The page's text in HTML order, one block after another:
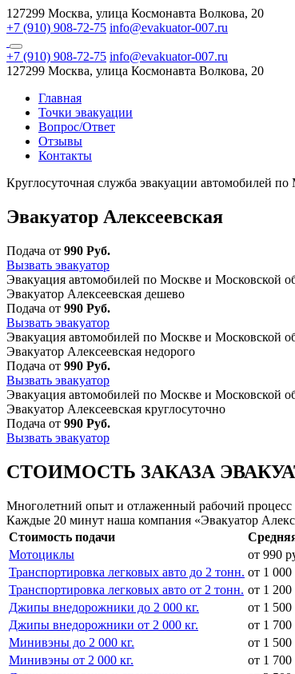
127299 Москва, улица Космонавта Волкова, 20
+7 (910) 908-72-75 info@evakuator-007.ru
+7 (910) 908-72-75 info@evakuator-007.ru
127299 Москва, улица Космонавта Волкова, 20
Главная
Точки эвакуации
Вопрос/Ответ
Отзывы
Контакты
Круглосуточная служба эвакуации автомобилей
Эвакуатор Алексеевская
Подача от 990 Руб.
Вызвать эвакуатор
Эвакуация автомобилей по Москве и Московской
Эвакуатор Алексеевская дешево
Подача от 990 Руб.
Вызвать эвакуатор
Эвакуация автомобилей по Москве и Московской
Эвакуатор Алексеевская недорого
Подача от 990 Руб.
Вызвать эвакуатор
Эвакуация автомобилей по Москве и Московской
Эвакуатор Алексеевская круглосуточно
Подача от 990 Руб.
Вызвать эвакуатор
СТОИМОСТЬ ЗАКАЗА
Многолетний опыт и отлаженный рабочий процесс
Каждые 20 минут наша компания «Эвакуатор
Стоимость подачи
Мотоциклы
от 990
Транспортировка легковых авто до 2 тонн. от 1 000
Транспортировка легковых авто от 2 тонн. от 1 200
Джипы внедорожники до 2 000 кг.
от 1 500
Джипы внедорожники от 2 000 кг.
от 1 700
Минивэны до 2 000 кг.
от 1 500
Минивэны от 2 000 кг.
от 1 700